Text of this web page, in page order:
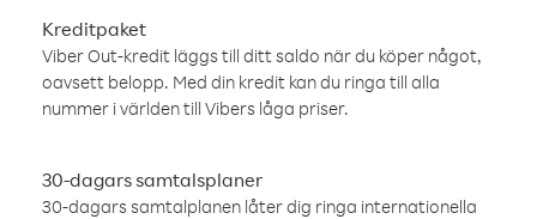
Kreditpaket
Viber Out-kredit läggs till ditt saldo när du köper något,
oavsett belopp. Med din kredit kan du ringa till alla
nummer i världen till Vibers låga priser.
30-dagars samtalsplaner
30-dagars samtalplanen låter dig ringa internationella